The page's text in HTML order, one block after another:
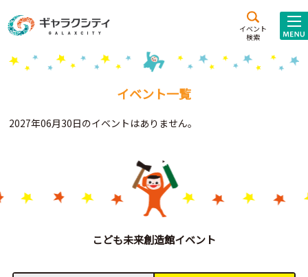
イベント
検索
施設案内
こども
西新井
施設･
Gがくえん
お知らせ
イベント一覧
2027年06月30日のイベントはありません。
こども未来創造館イベント